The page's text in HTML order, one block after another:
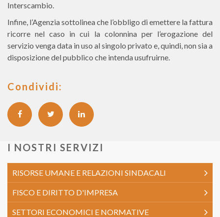
Interscambio.
Infine, l’Agenzia sottolinea che l’obbligo di emettere la fattura
ricorre nel caso in cui la colonnina per l’erogazione del
servizio venga data in uso al singolo privato e, quindi, non sia a
disposizione del pubblico che intenda usufruirne.
Condividi:
I NOSTRI SERVIZI
RISORSE UMANE E RELAZIONI SINDACALI
FISCO E DIRITTO D'IMPRESA
SETTORI ECONOMICI E NORMATIVE